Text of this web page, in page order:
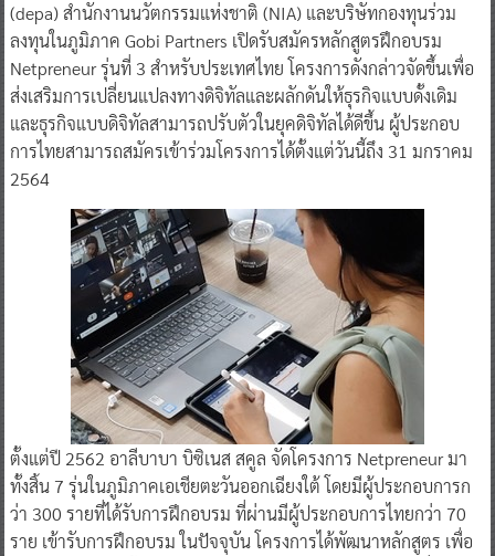
(depa) สำนักงานนวัตกรรมแห่งชาติ (NIA) และบริษัทกองทุนร่วม
ลงทุนในภูมิภาค Gobi Partners เปิดรับสมัครหลักสูตรฝึกอบรม
Netpreneur รุ่นที่ 3 สำหรับประเทศไทย โครงการดังกล่าวจัดขึ้นเพื่อ
ส่งเสริมการเปลี่ยนแปลงทางดิจิทัลและผลักดันให้ธุรกิจแบบดั้งเดิม
และธุรกิจแบบดิจิทัลสามารถปรับตัวในยุคดิจิทัลได้ดีขึ้น ผู้ประกอบ
การไทยสามารถสมัครเข้าร่วมโครงการได้ตั้งแต่วันนี้ถึง 31 มกราคม
2564
ตั้งแต่ปี 2562 อาลีบาบา บิซิเนส สคูล จัดโครงการ Netpreneur มา
ทั้งสิ้น 7 รุ่นในภูมิภาคเอเชียตะวันออกเฉียงใต้ โดยมีผู้ประกอบการก
ว่า 300 รายที่ได้รับการฝึกอบรม ที่ผ่านมีผู้ประกอบการไทยกว่า 70
ราย เข้ารับการฝึกอบรม ในปัจจุบัน โครงการได้พัฒนาหลักสูตร เพื่อ